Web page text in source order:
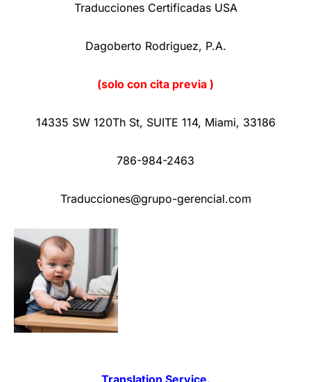
Traducciones Certificadas USA
Dagoberto Rodriguez, P.A.
(solo con cita previa )
14335 SW 120Th St, SUITE 114, Miami, 33186
786-984-2463
Traducciones@grupo-gerencial.com